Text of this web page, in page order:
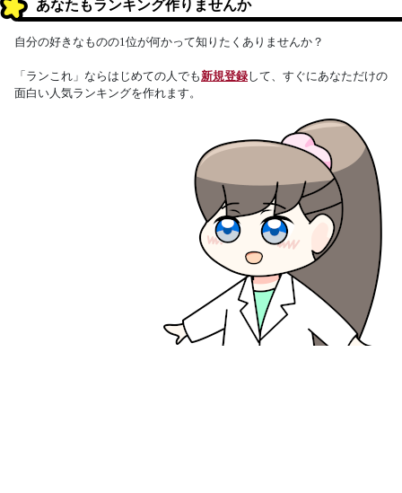
あなたもランキング作りませんか
自分の好きなものの1位が何かって知りたくありませんか？
「ランこれ」ならはじめての人でも新規登録して、すぐにあなただけの
面白い人気ランキングを作れます。